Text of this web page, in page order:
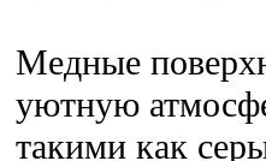
Медные
уютную
такими как